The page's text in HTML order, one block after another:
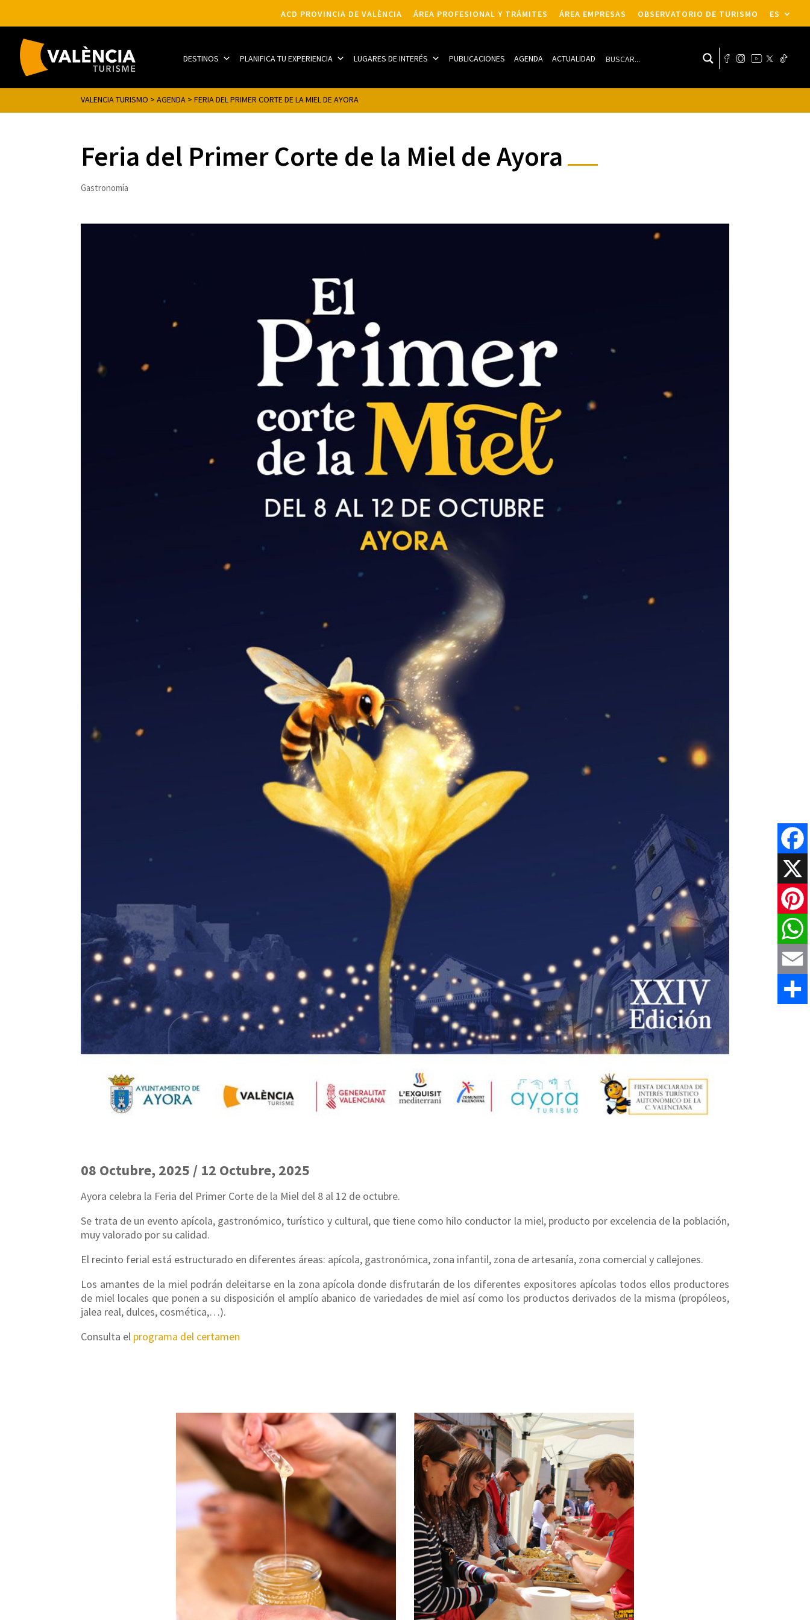
ACD PROVINCIA DE VALÈNCIA ÁREA PROFESIONAL Y TRÁMITES ÁREA EMPRESAS OBSERVATORIO DE TURISMO ES
DESTINOS PLANIFICA TU EXPERIENCIA LUGARES DE INTERÉS PUBLICACIONES AGENDA ACTUALIDAD
VALENCIA TURISMO >AGENDA >FERIA DEL PRIMER CORTE DE LA MIEL DE AYORA
Feria del Primer Corte de la Miel de Ayora
Gastronomía
08 Octubre, 2025 / 12 Octubre, 2025
Ayora celebra la Feria del Primer Corte de la Miel del 8 al 12 de octubre.
Se trata de un evento apícola, gastronómico, turístico y cultural, que tiene como hilo conductor la miel, producto por excelencia de la población,
muy valorado por su calidad.
El recinto ferial está estructurado en diferentes áreas: apícola, gastronómica, zona infantil, zona de artesanía, zona comercial y callejones.
Los amantes de la miel podrán deleitarse en la zona apícola donde disfrutarán de los diferentes expositores apícolas todos ellos productores
de miel locales que ponen a su disposición el amplío abanico de variedades de miel así como los productos derivados de la misma (propóleos,
jalea real, dulces, cosmética,…).
Consulta el programa del certamen
X
Email